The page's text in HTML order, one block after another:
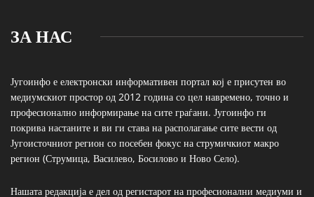
ЗА НАС
Југоинфо е електронски информативен портал кој е присутен во
медиумскиот простор од 2012 година со цел навремено, точно и
професионално информирање на сите граѓани. Југоинфо ги
покрива настаните и ви ги става на располагање сите вести од
Југоисточниот регион со посебен фокус на струмичкиот макро
регион (Струмица, Василево, Босилово и Ново Село).
Нашата редакција е дел од регистарот на професионални медиуми и